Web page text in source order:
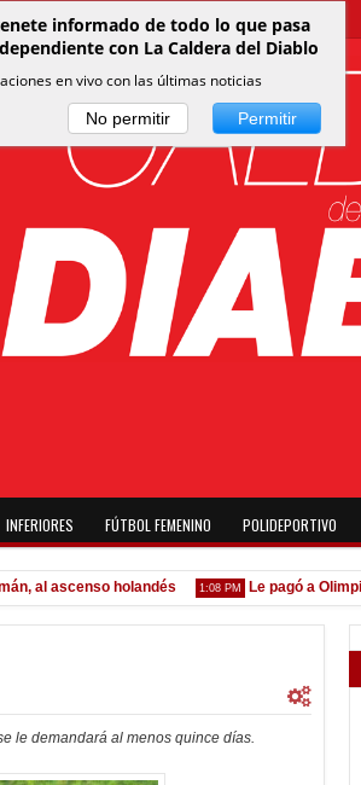
INFERIORES FÚTBOL FEMENINO POLIDEPORTIVO
ascenso holandés 1:08 PM Le pagó a Olimpia
le demandará al menos quince días.
informado de todo lo que pasa
con La Caldera del Diablo
en vivo con las últimas noticias
No permitir Permitir